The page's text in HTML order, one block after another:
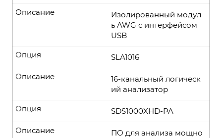
Изолированный модул
ь AWG с интерфейсом
USB
Описание
SLA1016
Опция
16-канальный логическ
ий анализатор
Описание
SDS1000XHD-PA
Опция
ПО для анализа мощно
Описание